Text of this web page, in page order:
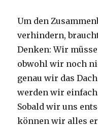
Um den
verhindern,
Denken: Wir
obwohl wir noch
genau wir das
werden wir
Sobald wir uns
können wir alles